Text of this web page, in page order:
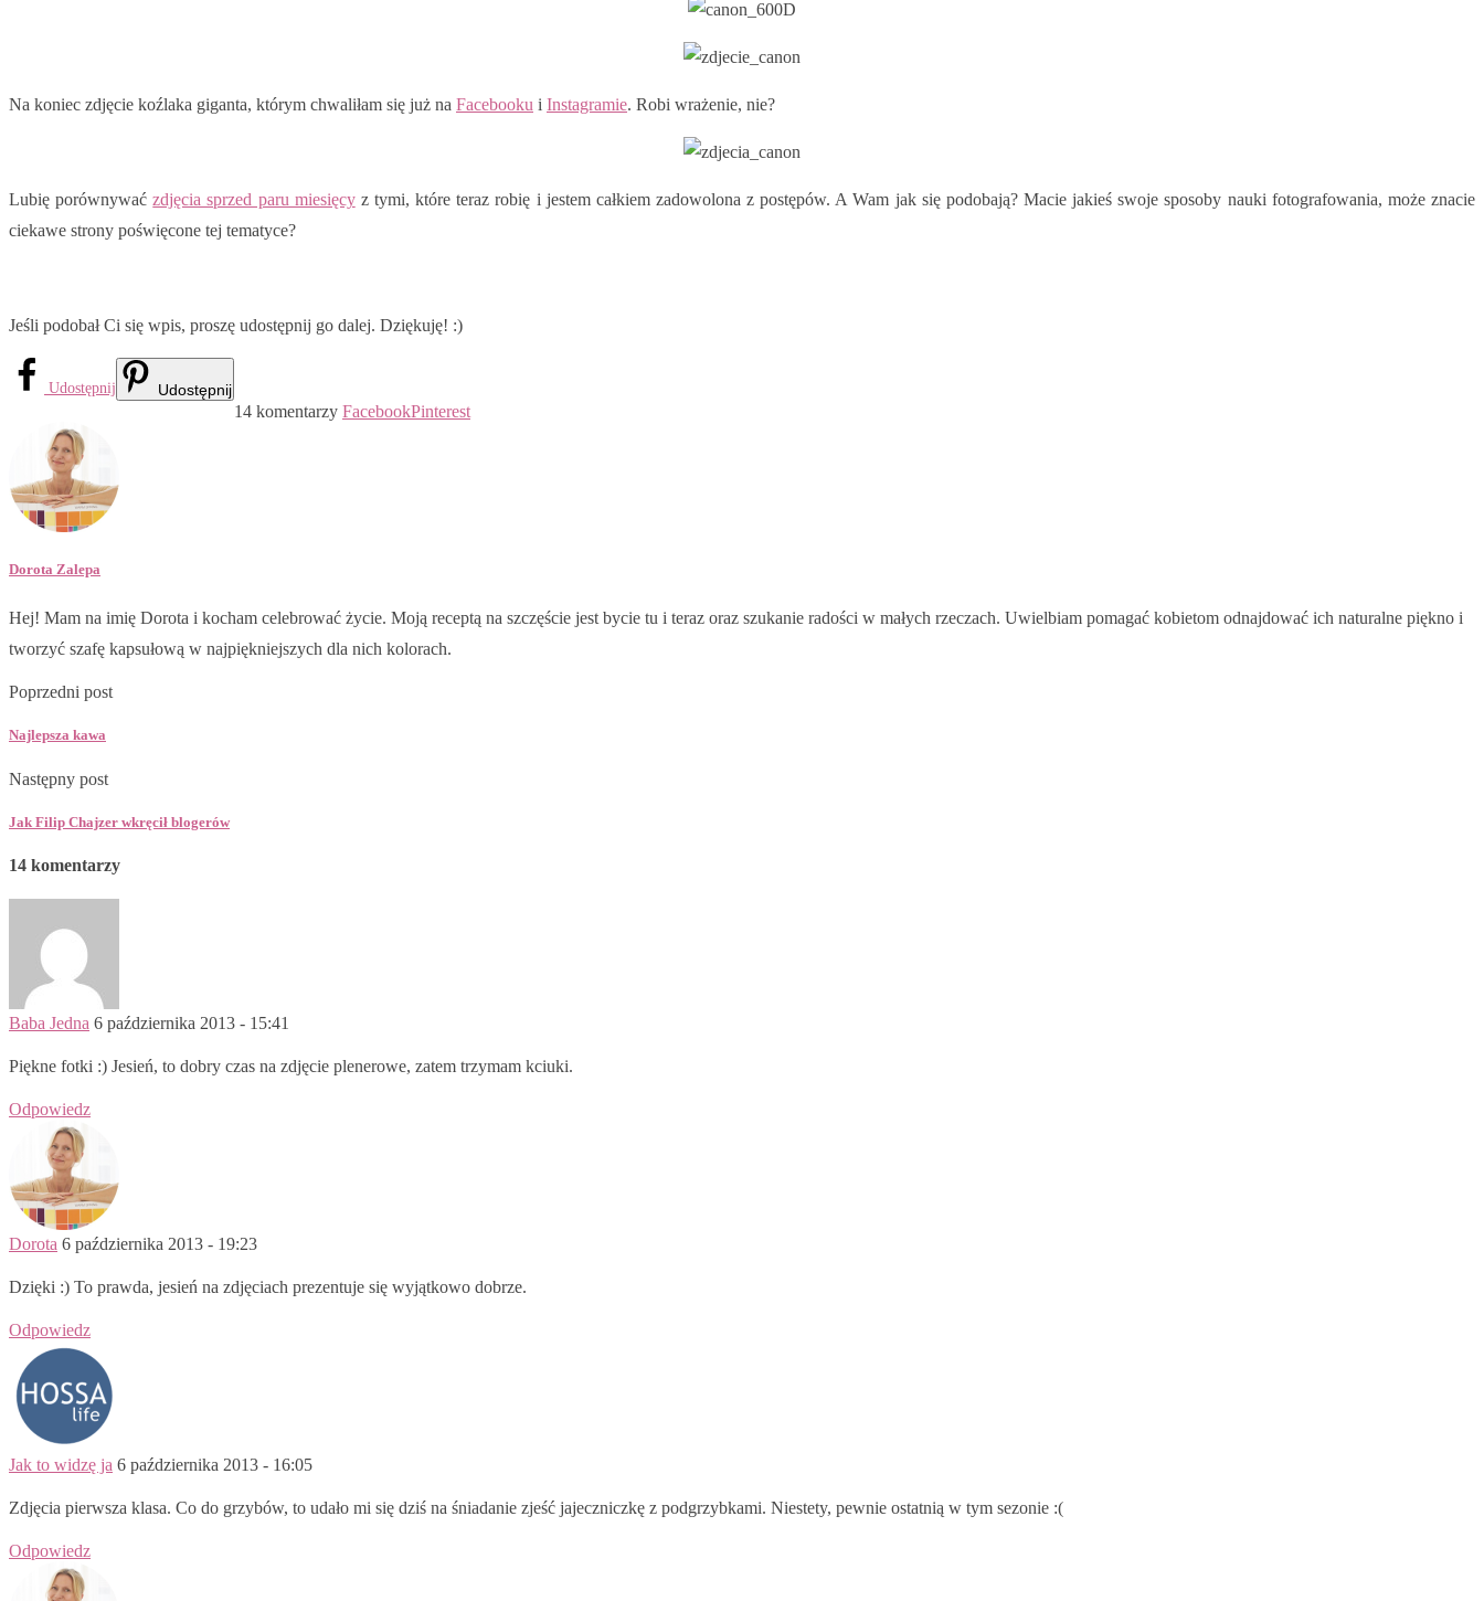
Na koniec zdjęcie koźlaka giganta, którym chwaliłam się już na Facebooku i Instagramie. Robi wrażenie, nie?
Lubię porównywaćzdjęcia sprzed paru miesięcyz tymi, które teraz robię i jestem całkiem zadowolona z postępów. A Wam jak się podobają? Macie jakieś swoje sposoby nauki fotografowania, może znacie
ciekawe strony poświęcone tej tematyce?
Jeśli podobał Ci się wpis, proszę udostępnij go dalej. Dziękuję! :)
Udostępnij Udostępnij
14 komentarzy FacebookPinterest
Dorota Zalepa
Hej! Mam na imię Dorota i kocham celebrować życie. Moją receptą na szczęście jest bycie tu i teraz oraz szukanie radości w małych rzeczach. Uwielbiam pomagać kobietom odnajdować ich naturalne piękno i
tworzyć szafę kapsułową w najpiękniejszych dla nich kolorach.
Poprzedni post
Najlepsza kawa
Następny post
Jak Filip Chajzer wkręcił blogerów
14 komentarzy
Baba Jedna 6 października 2013 - 15:41
Piękne fotki :) Jesień, to dobry czas na zdjęcie plenerowe, zatem trzymam kciuki.
Odpowiedz
Dorota 6 października 2013 - 19:23
Dzięki :) To prawda, jesień na zdjęciach prezentuje się wyjątkowo dobrze.
Odpowiedz
Jak to widzę ja 6 października 2013 - 16:05
Zdjęcia pierwsza klasa. Co do grzybów, to udało mi się dziś na śniadanie zjeść jajeczniczkę z podgrzybkami. Niestety, pewnie ostatnią w tym sezonie :(
Odpowiedz